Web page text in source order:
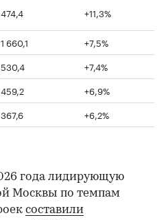
474,4 +11,3%
1 660,1
+7,5%
530,4
+7,4%
459,2
+6,9%
367,6 +6,2%
года лидирующую
Москвы по темпам
составили